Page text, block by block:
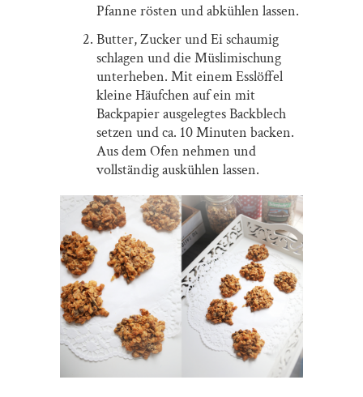
Pfanne rösten und abkühlen lassen.
Butter, Zucker und Ei schaumig
schlagen und die Müslimischung
unterheben. Mit einem Esslöffel
kleine Häufchen auf ein mit
Backpapier ausgelegtes Backblech
setzen und ca. 10 Minuten backen.
Aus dem Ofen nehmen und
vollständig auskühlen lassen.